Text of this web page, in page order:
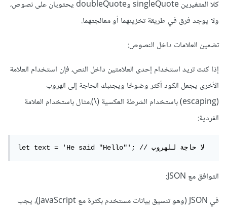
كلا المتغيرين singleQuote وdoubleQuote يحتويان على نصوص،
ولا يوجد فرق في طريقة تخزينهما أو معالجتهما.
تضمين العلامات داخل النصوص:
إذا كنت تريد استخدام إحدى العلامتين داخل النص، فإن استخدام العلامة
الأخرى يجعل الكود أكثر وضوحًا ويجنبك الحاجة إلى الهروب
(escaping) باستخدام الشرطة العكسية (\).مثال باستخدام العلامة
الفردية:
let text = 'He said "Hello"'; // لا حاجة للهروب
التوافق مع JSON:
في JSON (وهو تنسيق بيانات مستخدم بكثرة مع JavaScript)، يجب